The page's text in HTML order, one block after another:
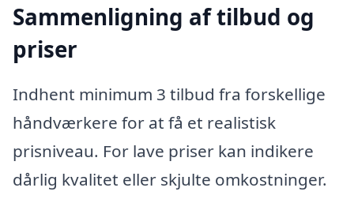
Sammenligning af tilbud og
priser
Indhent minimum 3 tilbud fra forskellige
håndværkere for at få et realistisk
prisniveau. For lave priser kan indikere
dårlig kvalitet eller skjulte omkostninger.